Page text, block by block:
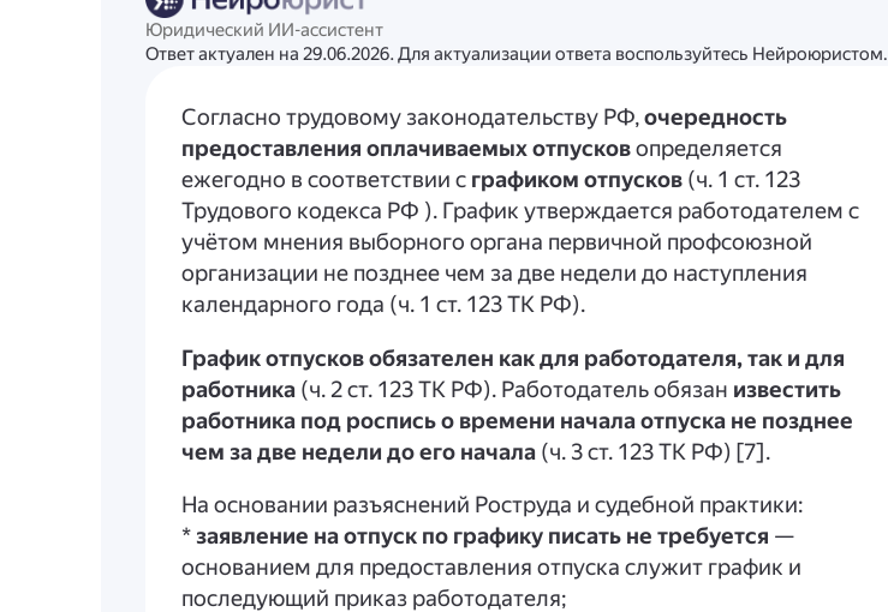
Юридический ИИ-ассистент
Ответ актуален на 29.06.2026. Для актуализации ответа воспользуйтесь Нейроюристом.
Согласно трудовому законодательству РФ,очередность
предоставления оплачиваемых отпусковопределяется
ежегодно в соответствии с графиком отпусков (ч. 1 ст. 123
Трудового кодекса РФ ). График утверждается работодателем с
учётом мнения выборного органа первичной профсоюзной
организации не позднее чем за две недели до наступления
календарного года (ч. 1 ст. 123 ТК РФ).
График отпусков обязателен как для работодателя, так и для
работника (ч. 2 ст. 123 ТК РФ). Работодатель обязан известить
работника под роспись о времени начала отпуска не позднее
чем за две недели до его начала (ч. 3 ст. 123 ТК РФ) [7].
На основании разъяснений Роструда и судебной практики:
*заявление на отпуск по графику писать не требуется —
основанием для предоставления отпуска служит график и
последующий приказ работодателя;